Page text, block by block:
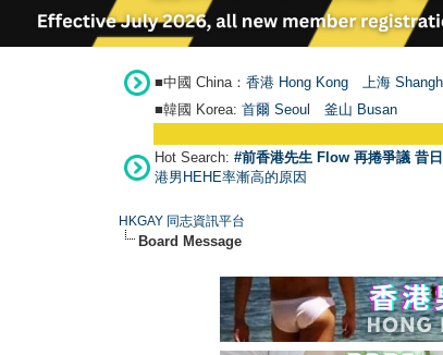
■中國 China： 香港 Hong Kong 上海
■韓國 Korea: 首爾 Seou 釜山 Busan
Hot Search: #前香港先生 Flow 再捲爭議 昔
港男HEHE率漸高的原因
HKGAY 同志資訊平台
Board Message